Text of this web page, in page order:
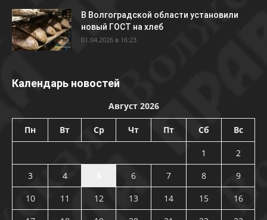
В Волгоградской области установили
новый ГОСТ на хлеб
01.04.2026 в 16:23
Календарь новостей
Август 2026
Пн Вт Ср Чт Пт Сб Вс
1
2
3
4 6 7 8
9
10
11 12 13 14 15
16